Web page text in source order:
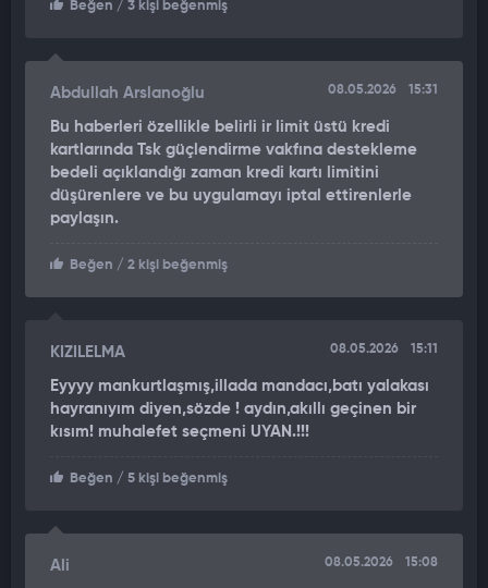
ölümcül bir silah ve kendi kategorisinde dünyanın en iyisini
ÇİFT PERVANE İLE MAKSİMUM PERFORMANS
Milli Savunma Bakanlığı Ar-Ge merkezinin başarısına işaret
eden Güçlüer, torpidonun tasarımındaki detayların hıza
doğrudan etki ettiğini anlattı. Üretim sürecindeki titizliğe
dünyada yeni nesil bir teknoloji ve bunu uygulamışlar. Dikkat
edin, arkasına çift pervane koymuşlar. Bunun sebebi hızı ve
Kendi sınıfında dünyanın en hızlı ve en uzun menzilli
HEM TAARRUZ HEM SAVUNMA SİSTEMLERİ BİR ARADA
Olası tehditlere karşı geliştirilen savunma mekanizmalarına da
değinen Dr. Eray Güçlüer, Türkiyenin deniz altındaki
belirtti. Radar görünürlüğünün düşük olduğunu kaydeden
Güçlüer, şunları kaydetti:
Beğen / 3 kişi beğenmiş
Abdullah Arslanoğlu 08.05.2026 15:31
Bu haberleri özellikle belirli ir limit üstü kredi
kartlarında Tsk güçlendirme vakfına destekleme
bedeli açıklandığı zaman kredi kartı limitini
düşürenlere ve bu uygulamayı iptal ettirenlerle
paylaşın.
Beğen / 2 kişi beğenmiş
KIZILELMA 08.05.2026 15:11
Eyyyy mankurtlaşmış,illada mandacı,batı yalakası
hayranıyım diyen,sözde ! aydın,akıllı geçinen bir
kısım! muhalefet seçmeni UYAN.!!!
Beğen / 5 kişi beğenmiş
Ali 08.05.2026 15:08